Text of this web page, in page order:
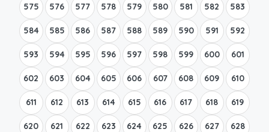
575 576 577 578 579 580 581 582 583
584 585 586 587 588 589 590 591 592
593 594 595 596 597 598 599 600 601
602 603 604 605 606 607 608 609 610
611 612 613 614 615 616 617 618 619
620 621 622 623 624 625 626 627 628